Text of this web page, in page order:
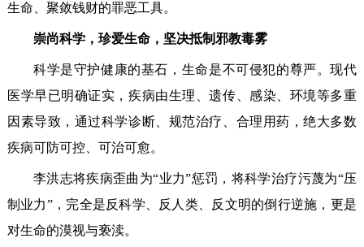
生命、聚敛钱财的罪恶工具。
崇尚科学，珍爱生命，坚决抵制邪教毒雾
科学是守护健康的基石，生命是不可侵犯的尊严。现代
医学早已明确证实，疾病由生理、遗传、感染、环境等多重
因素导致，通过科学诊断、规范治疗、合理用药，绝大多数
疾病可防可控、可治可愈。
李洪志将疾病歪曲为“业力”惩罚，将科学治疗污蔑为“压
制业力”，完全是反科学、反人类、反文明的倒行逆施，更是
对生命的漠视与亵渎。